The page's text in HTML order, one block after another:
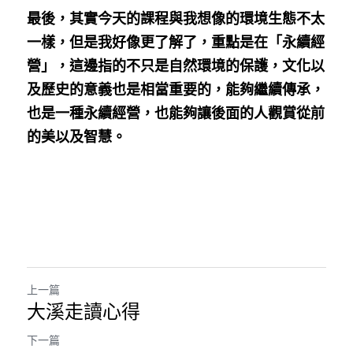
最後，其實今天的課程與我想像的環境生態不太
一樣，但是我好像更了解了，重點是在「永續經
營」，這邊指的不只是自然環境的保護，文化以
及歷史的意義也是相當重要的，能夠繼續傳承，
也是一種永續經營，也能夠讓後面的人觀賞從前
的美以及智慧。
上一篇
大溪走讀心得
下一篇